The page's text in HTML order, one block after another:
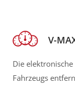
V-
Die
Fahrzeugs